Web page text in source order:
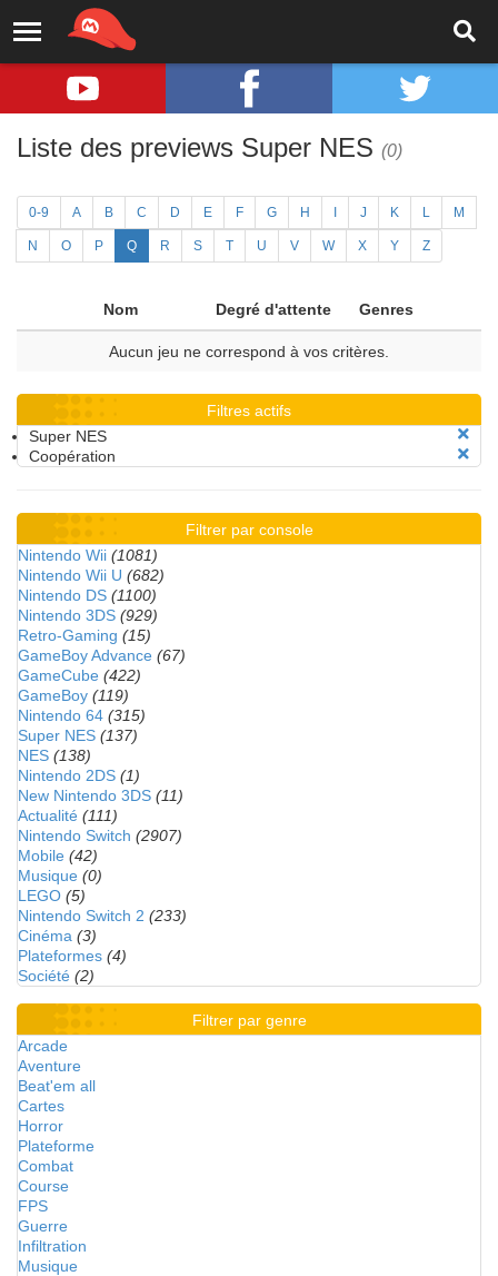
Liste des previews Super NES (0)
0-9 A B C D E F G H J K L M
N O P Q R S T U V W X Y Z
Nom Degré d'attente Genres
Aucun jeu ne correspond à vos critères.
Filtres actifs
Super NES
Coopération
Filtrer par console
Nintendo Wii (1081)
Nintendo Wii U (682)
Nintendo DS (1100)
Nintendo 3DS (929)
Retro-Gaming (15)
GameBoy Advance (67)
GameCube (422)
GameBoy (119)
Nintendo 64 (315)
Super NES (137)
NES (138)
Nintendo 2DS (1)
New Nintendo 3DS (11)
Actualité (111)
Nintendo Switch (2907)
Mobile (42)
Musique (0)
LEGO (5)
Nintendo Switch 2 (233)
Cinéma (3)
Plateformes (4)
Société (2)
Filtrer par genre
Arcade
Aventure
Beat'em all
Cartes
Horror
Plateforme
Combat
Course
FPS
Guerre
Infiltration
Musique